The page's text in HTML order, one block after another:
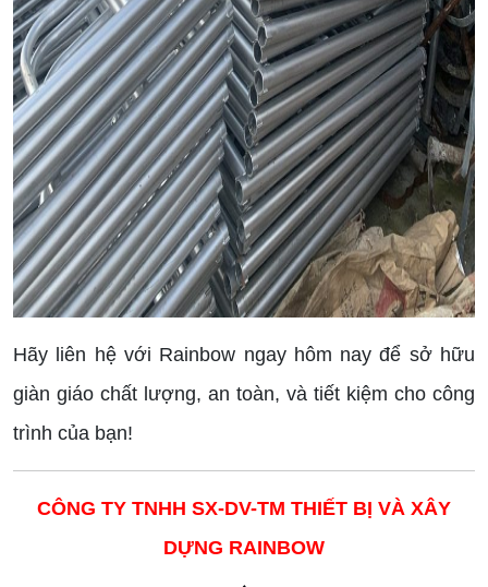
Hãy liên hệ với Rainbow ngay hôm nay để sở hữu
giàn giáo chất lượng, an toàn, và tiết kiệm cho công
trình của bạn!
CÔNG TY TNHH SX-DV-TM THIẾT BỊ VÀ XÂY
DỰNG RAINBOW